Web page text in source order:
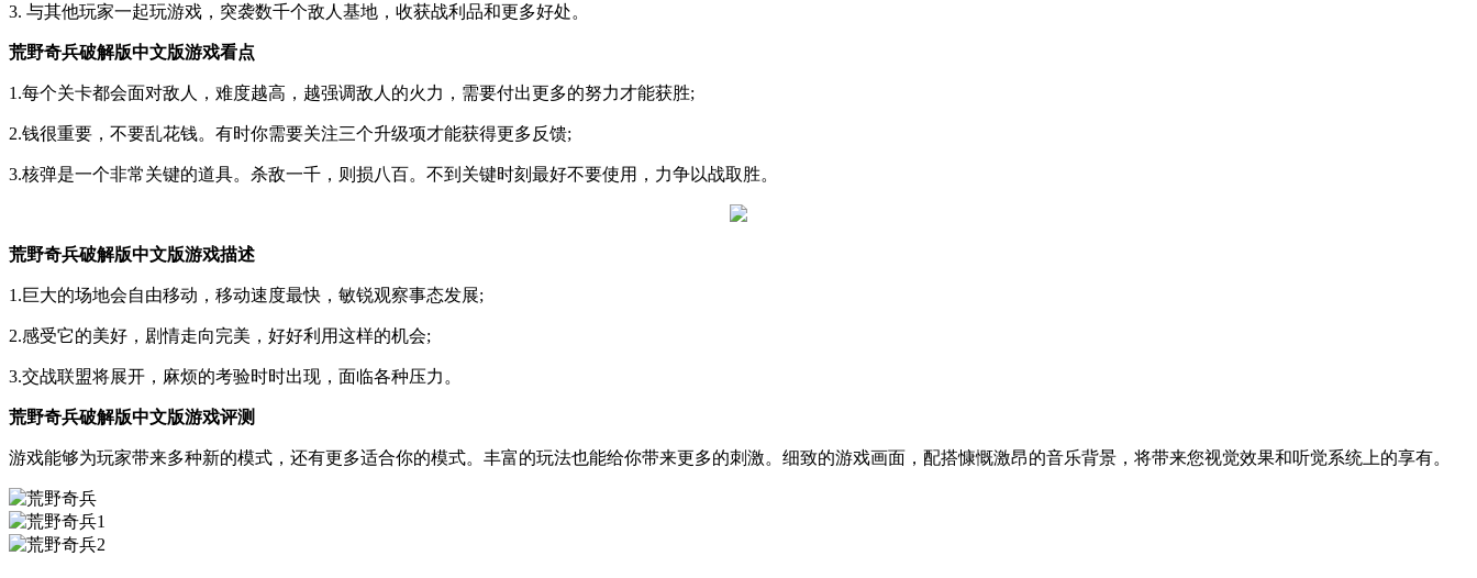
3. 与其他玩家一起玩游戏，突袭数千个敌人基地，收获战利品和更多好处。
荒野奇兵破解版中文版游戏看点
1.每个关卡都会面对敌人，难度越高，越强调敌人的火力，需要付出更多的努力才能获胜;
2.钱很重要，不要乱花钱。有时你需要关注三个升级项才能获得更多反馈;
3.核弹是一个非常关键的道具。杀敌一千，则损八百。不到关键时刻最好不要使用，力争以战取胜。
荒野奇兵破解版中文版游戏描述
1.巨大的场地会自由移动，移动速度最快，敏锐观察事态发展;
2.感受它的美好，剧情走向完美，好好利用这样的机会;
3.交战联盟将展开，麻烦的考验时时出现，面临各种压力。
荒野奇兵破解版中文版游戏评测
游戏能够为玩家带来多种新的模式，还有更多适合你的模式。丰富的玩法也能给你带来更多的刺激。细致的游戏画面，配搭慷慨激昂的音乐背景，将带来您视觉效果和听觉系统上的享有。